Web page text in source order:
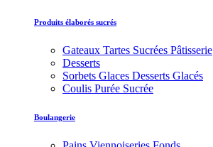
Produits élaborés sucrés
Gateaux Tartes Sucrées Pâtisserie
Desserts
Sorbets Glaces Desserts Glacés
Coulis Purée Sucrée
Boulangerie